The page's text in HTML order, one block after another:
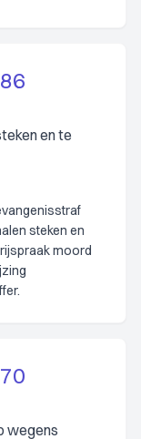
en te
steken en
moord
wegens